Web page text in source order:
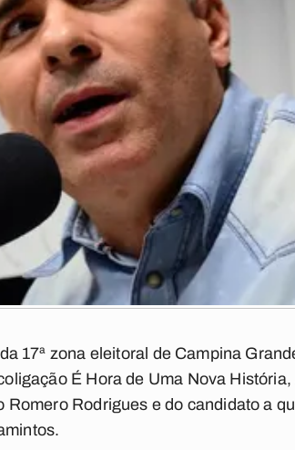
17ª zona eleitoral de Campina
É Hora de Uma Nova
Rodrigues e do candidato a